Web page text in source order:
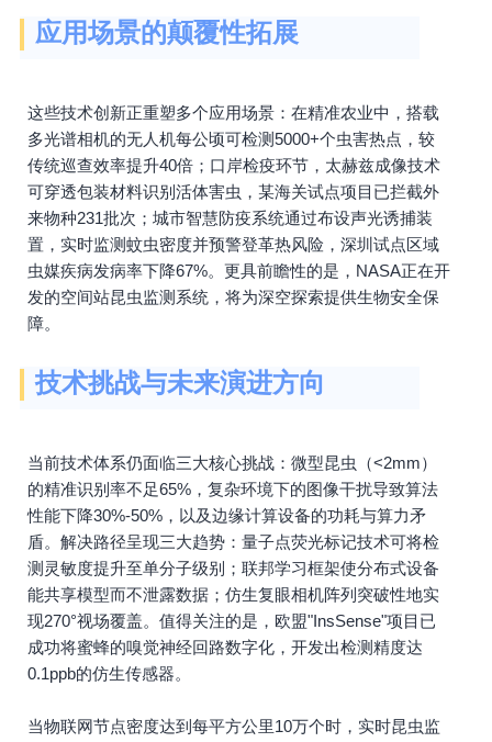
应用场景的颠覆性拓展
这些技术创新正重塑多个应用场景：在精准农业中，搭载
多光谱相机的无人机每公顷可检测5000+个虫害热点，较
传统巡查效率提升40倍；口岸检疫环节，太赫兹成像技术
可穿透包装材料识别活体害虫，某海关试点项目已拦截外
来物种231批次；城市智慧防疫系统通过布设声光诱捕装
置，实时监测蚊虫密度并预警登革热风险，深圳试点区域
虫媒疾病发病率下降67%。更具前瞻性的是，NASA正在开
发的空间站昆虫监测系统，将为深空探索提供生物安全保
障。
技术挑战与未来演进方向
当前技术体系仍面临三大核心挑战：微型昆虫（<2mm）
的精准识别率不足65%，复杂环境下的图像干扰导致算法
性能下降30%-50%，以及边缘计算设备的功耗与算力矛
盾。解决路径呈现三大趋势：量子点荧光标记技术可将检
测灵敏度提升至单分子级别；联邦学习框架使分布式设备
能共享模型而不泄露数据；仿生复眼相机阵列突破性地实
现270°视场覆盖。值得关注的是，欧盟"InsSense"项目已
成功将蜜蜂的嗅觉神经回路数字化，开发出检测精度达
0.1ppb的仿生传感器。
当物联网节点密度达到每平方公里10万个时，实时昆虫监